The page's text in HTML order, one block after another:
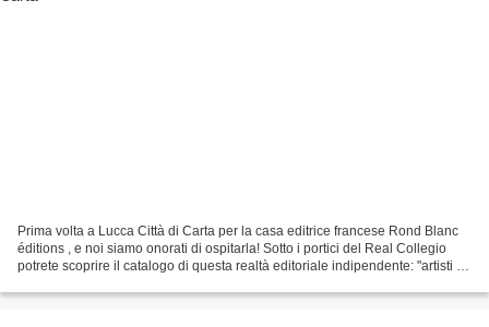
Prima volta a Lucca Città di Carta per la casa editrice francese Rond Blanc
éditions , e noi siamo onorati di ospitarla! Sotto i portici del Real Collegio
potrete scoprire il catalogo di questa realtà editoriale indipendente: "artisti e